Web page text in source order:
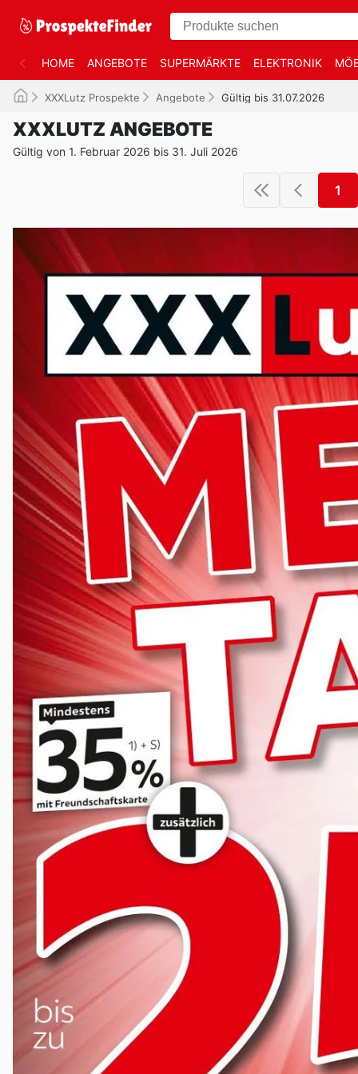
HOME ANGEBOTE SUPERMÄRKTE ELEKTRONIK
XXXLutz Prospekte Angebote Gültig bis 31.07.2026
XXXLUTZ ANGEBOTE
Gültig von 1. Februar 2026 bis 31. Juli 2026
1